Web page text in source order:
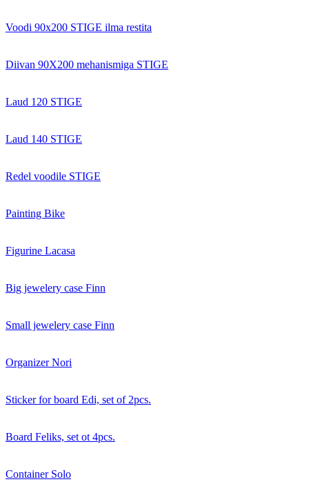
Voodi 90x200 STIGE ilma restita
Diivan 90X200 mehanismiga STIGE
Laud 120 STIGE
Laud 140 STIGE
Redel voodile STIGE
Painting Bike
Figurine Lacasa
Big jewelery case Finn
Small jewelery case Finn
Organizer Nori
Sticker for board Edi, set of 2pcs.
Board Feliks, set ot 4pcs.
Container Solo